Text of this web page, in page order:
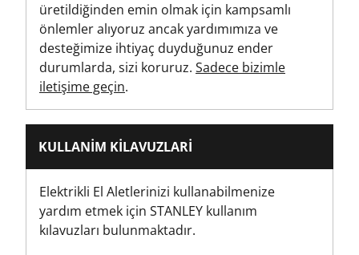
Tornavida Kolu Tipi
İki Malzemeli
Tornavida Kafası Tipi
Oluklu
Standards / Norms
üretildiğinden emin olmak için kampsamlı
önlemler alıyoruz ancak yardımımıza ve
desteğimize ihtiyaç duyduğunuz ender
durumlarda, sizi koruruz. Sadece bizimle
iletişime geçin.
KULLANIM KILAVUZLARI
Elektrikli El Aletlerinizi kullanabilmenize
yardım etmek için STANLEY kullanım
kılavuzları bulunmaktadır.